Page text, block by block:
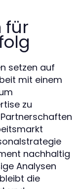
für
setzen auf
mit einem
zu
nachhaltig
Analysen
die